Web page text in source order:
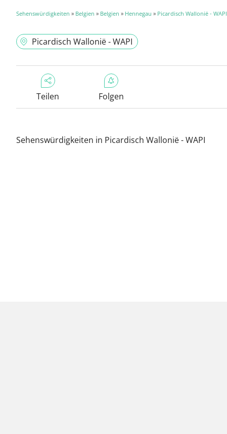
Sehenswürdigkeiten » Belgien » Belgien » Hennegau » Picardisch Wallonië - WAPI
Picardisch Wallonië - WAPI
Teilen Folgen
Sehenswürdigkeiten in Picardisch Wallonië - WAPI